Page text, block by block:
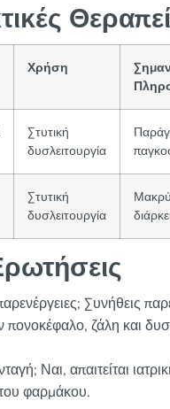
Χρήση
Στυτική
δυσλειτουργία
Στυτική
δυσλειτουργία
Συνήθεις
πονοκέφαλο, ζάλη και
Ναι, απαιτείται
φαρμάκου.